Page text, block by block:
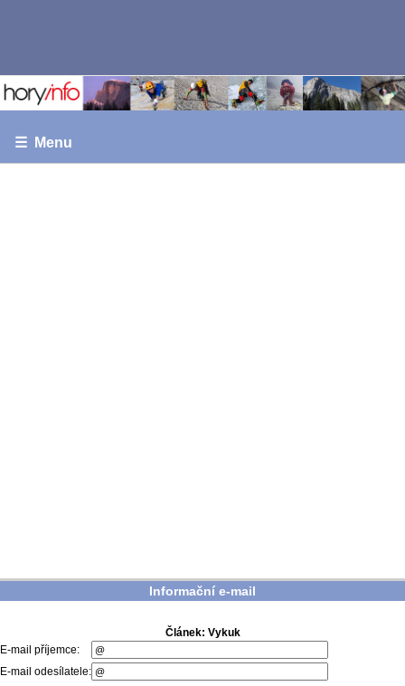
☰ Menu
Informační e-mail
Článek: Vykuk
E-mail příjemce:
E-mail odesílatele: